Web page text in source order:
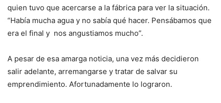
quien tuvo que acercarse a la fábrica para ver la situación.
“Había mucha agua y no sabía qué hacer. Pensábamos que
era el final y nos angustiamos mucho”.
A pesar de esa amarga noticia, una vez más decidieron
salir adelante, arremangarse y tratar de salvar su
emprendimiento. Afortunadamente lo lograron.